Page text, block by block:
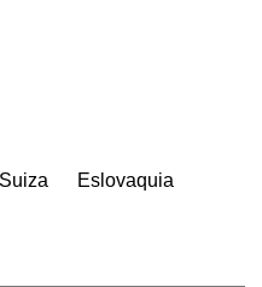
Suiza
Eslovaquia